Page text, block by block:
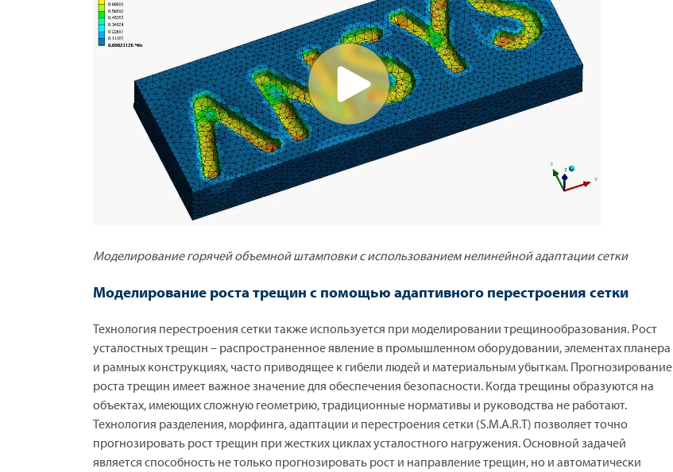
Моделирование горячей объемной штамповки с использованием нелинейной адаптации сетки
Моделирование роста трещин с помощью адаптивного перестроения сетки
Технология перестроения сетки также используется при моделировании трещинообразования. Рост
усталостных трещин – распространенное явление в промышленном оборудовании, элементах планера
и рамных конструкциях, часто приводящее к гибели людей и материальным убыткам. Прогнозирование
роста трещин имеет важное значение для обеспечения безопасности. Когда трещины образуются на
объектах, имеющих сложную геометрию, традиционные нормативы и руководства не работают.
Технология разделения, морфинга, адаптации и перестроения сетки (S.M.A.R.T) позволяет точно
прогнозировать рост трещин при жестких циклах усталостного нагружения. Основной задачей
является способность не только прогнозировать рост и направление трещин, но и автоматически